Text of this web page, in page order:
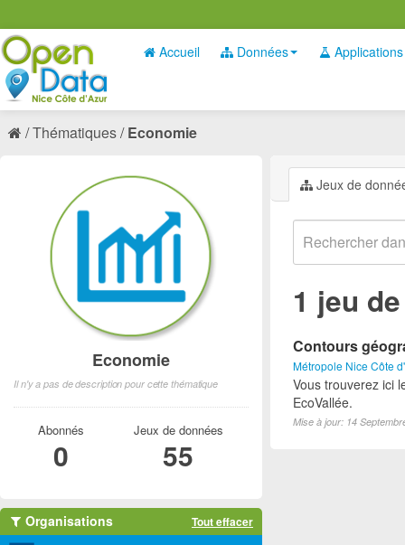
Accueil Données Applications
Thématiques Economie
Jeux de
1 jeu
Contours
Métropole Nice Côte
Vous trouverez ici
EcoVallée.
Mise à jour: 14
Economie
Il n'y a pas de description pour cette thématique
Abonnés
0
Jeux de données
55
Organisations Tout effacer